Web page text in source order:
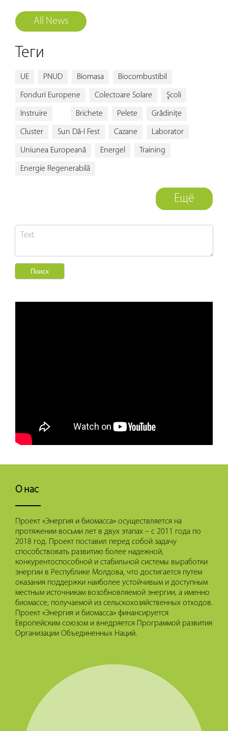
All News
Теги
UE PNUD Biomasa Biocombustibil
Fonduri Europene Colectoare Solare Şcoli
Instruire Brichete Pelete Grădiniţe
Cluster Sun Dă-I Fest Cazane Laborator
Uniunea Europeană Energel Training
Energie Regenerabilă
Ещё
О нас
Проект «Энергия и биомасса» осуществляется на
протяжении восьми лет в двух этапах – с 2011 года по
2018 год. Проект поставил перед собой задачу
способствовать развитию более надежной,
конкурентоспособной и стабильной системы выработки
энергии в Республике Молдова, что достигается путем
оказания поддержки наиболее устойчивым и доступным
местным источникам возобновляемой энергии, а именно
биомассе, получаемой из сельскохозяйственных отходов.
Проект «Энергия и биомасса» финансируется
Европейским союзом и внедряется Программой развития
Организации Объединенных Наций.